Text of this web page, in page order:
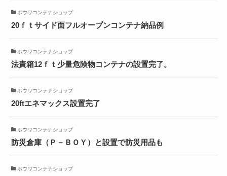
ホウワコンテナショップ
20ｆｔサイド面フルオープンコンテナ納品例
ホウワコンテナショップ
法責箱12ｆｔ少量危険物コンテナの設置完了。
ホウワコンテナショップ
20ftエネマックス設置完了
ホウワコンテナショップ
防災倉庫（Ｐ－ＢＯＹ）と設置で防災用品も
ホウワコンテナショップ